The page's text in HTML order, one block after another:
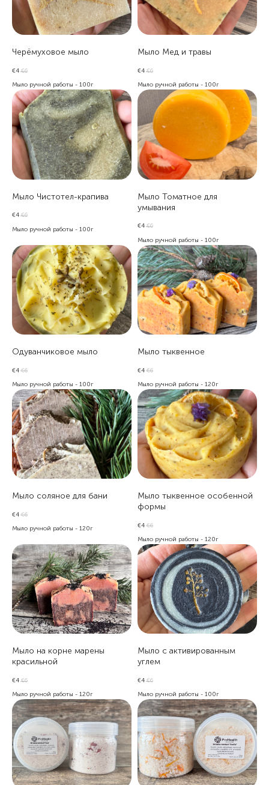
Черёмуховое мыло
€4 €6
Мыло ручной работы - 100г
Мыло Мед и травы
€4 €6
Мыло ручной работы - 100г
Мыло Чистотел-крапива
€4 €6
Мыло ручной работы - 100г
Мыло Томатное для
умывания
€4 €6
Мыло ручной работы - 100г
Одуванчиковое мыло
€4 €6
Мыло ручной работы - 100г
Мыло тыквенное
€4 €6
Мыло ручной работы - 120г
Мыло соляное для бани
€4 €6
Мыло ручной работы - 120г
Мыло тыквенное особенной
формы
€4 €6
Мыло ручной работы - 120г
Мыло на корне марены
красильной
€4 €6
Мыло ручной работы - 120г
Мыло с активированным
углем
€4 €6
Мыло ручной работы - 100г